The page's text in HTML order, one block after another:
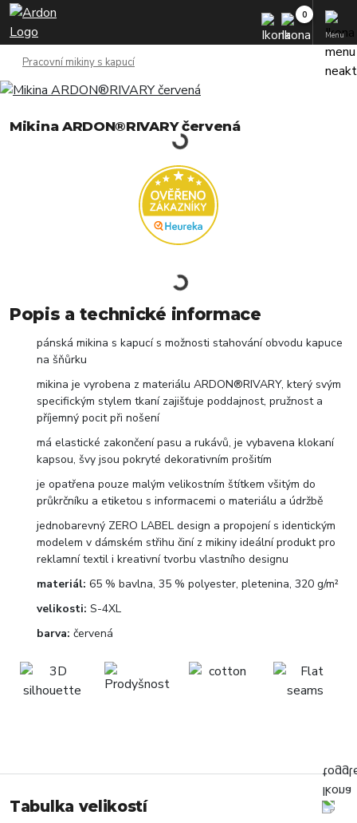
Menu
Pracovní mikiny s kapucí
Mikina ARDON®RIVARY červená
Popis a technické informace
pánská mikina s kapucí s možnosti stahování obvodu kapuce
na šňůrku
mikina je vyrobena z materiálu ARDON®RIVARY, který svým
specifickým stylem tkaní zajišťuje poddajnost, pružnost a
příjemný pocit při nošení
má elastické zakončení pasu a rukávů, je vybavena klokaní
kapsou, švy jsou pokryté dekorativním prošitím
je opatřena pouze malým velikostním štítkem všitým do
průkrčníku a etiketou s informacemi o materiálu a údržbě
jednobarevný ZERO LABEL design a propojení s identickým
modelem v dámském střihu činí z mikiny ideální produkt pro
reklamní textil i kreativní tvorbu vlastního designu
materiál: 65 % bavlna, 35 % polyester, pletenina, 320 g/m²
velikosti: S-4XL
barva: červená
Tabulka velikostí